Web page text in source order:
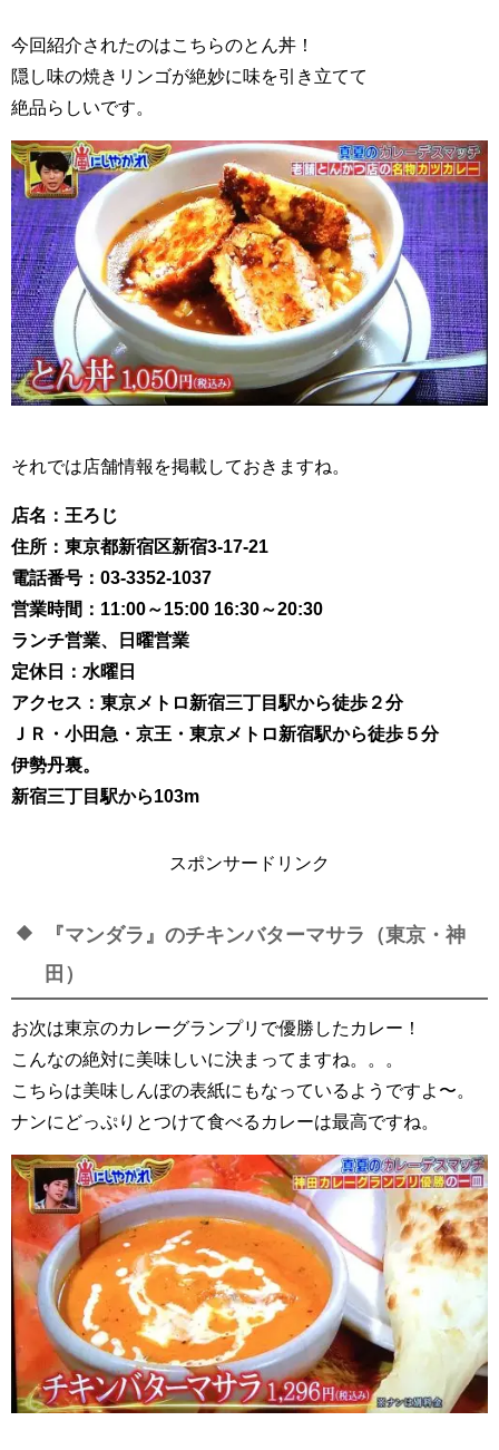
今回紹介されたのはこちらのとん丼！
隠し味の焼きリンゴが絶妙に味を引き立てて
絶品らしいです。
それでは店舗情報を掲載しておきますね。
店名：王ろじ
住所：東京都新宿区新宿3-17-21
電話番号：03-3352-1037
営業時間：11:00～15:00 16:30～20:30
ランチ営業、日曜営業
定休日：水曜日
アクセス：東京メトロ新宿三丁目駅から徒歩２分
ＪＲ・小田急・京王・東京メトロ新宿駅から徒歩５分
伊勢丹裏。
新宿三丁目駅から103m
スポンサードリンク
『マンダラ』のチキンバターマサラ（東京・神
田）
お次は東京のカレーグランプリで優勝したカレー！
こんなの絶対に美味しいに決まってますね。。。
こちらは美味しんぼの表紙にもなっているようですよ〜。
ナンにどっぷりとつけて食べるカレーは最高ですね。